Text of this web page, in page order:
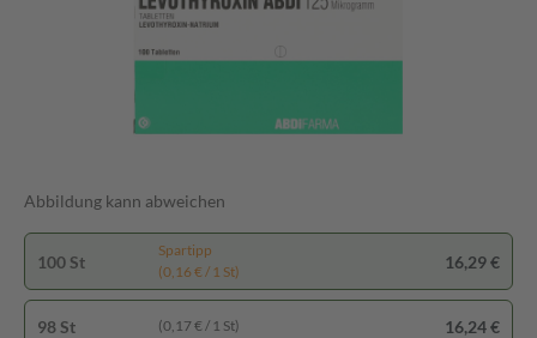
Abbildung kann abweichen
100 St
Spartipp
(0,16 € / 1 St)
16,29 €
98 St (0,17 € / 1 St) 16,24 €